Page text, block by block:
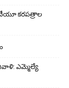
కరపత్రాల
ఎమ్మెల్యే